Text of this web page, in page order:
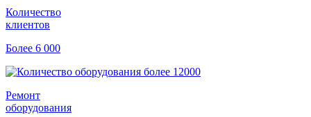
Количество
клиентов
Более 6 000
Ремонт
оборудования